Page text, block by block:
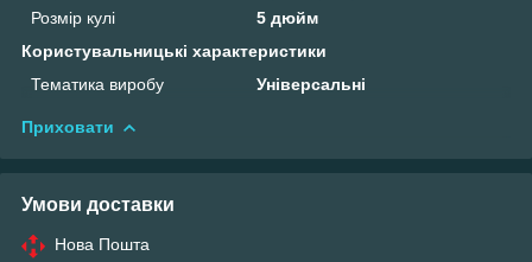
Розмір кулі
5 дюйм
Користувальницькі характеристики
Тематика виробу
Універсальні
Приховати
Умови доставки
Нова Пошта